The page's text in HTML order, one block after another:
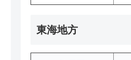
東海地方